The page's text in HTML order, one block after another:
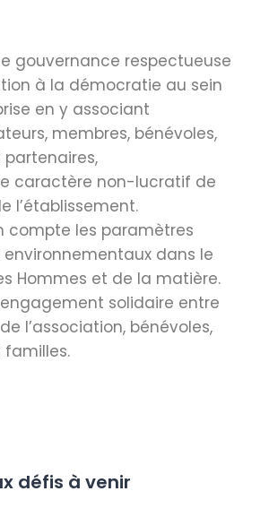
gouvernance respectueuse
à la démocratie au sein
en y associant
membres, bénévoles,
partenaires,
caractère non-lucratif de
l’établissement.
compte les paramètres
dans le
Hommes et de la matière.
solidaire entre
l’association, bénévoles,
familles.
défis à venir